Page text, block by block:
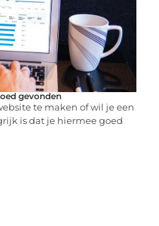
gevonden
te maken of wil je een
is dat je hiermee goed